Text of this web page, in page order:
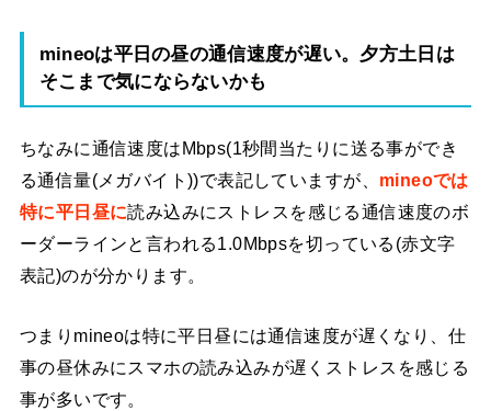
mineoは平日の昼の通信速度が遅い。夕方土日は
そこまで気にならないかも
ちなみに通信速度はMbps(1秒間当たりに送る事ができ
る通信量(メガバイト))で表記していますが、 mineoでは
特に平日昼に読み込みにストレスを感じる通信速度のボ
ーダーラインと言われる1.0Mbpsを切っている(赤文字
表記)のが分かります。
つまりmineoは特に平日昼には通信速度が遅くなり、仕
事の昼休みにスマホの読み込みが遅くストレスを感じる
事が多いです。